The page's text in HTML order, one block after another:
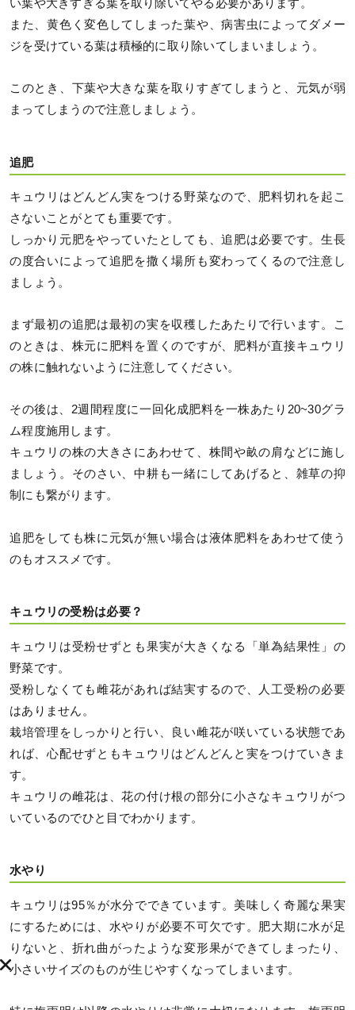
い葉や大きすぎる葉を取り除いてやる必要があります。
また、黄色く変色してしまった葉や、病害虫によってダメー
ジを受けている葉は積極的に取り除いてしまいましょう。
このとき、下葉や大きな葉を取りすぎてしまうと、元気が弱
まってしまうので注意しましょう。
追肥
キュウリはどんどん実をつける野菜なので、肥料切れを起こ
さないことがとても重要です。
しっかり元肥をやっていたとしても、追肥は必要です。生長
の度合いによって追肥を撒く場所も変わってくるので注意し
ましょう。
まず最初の追肥は最初の実を収穫したあたりで行います。こ
のときは、株元に肥料を置くのですが、肥料が直接キュウリ
の株に触れないように注意してください。
その後は、2週間程度に一回化成肥料を一株あたり20~30グラ
ム程度施用します。
キュウリの株の大きさにあわせて、株間や畝の肩などに施し
ましょう。そのさい、中耕も一緒にしてあげると、雑草の抑
制にも繋がります。
追肥をしても株に元気が無い場合は液体肥料をあわせて使う
のもオススメです。
キュウリの受粉は必要？
キュウリは受粉せずとも果実が大きくなる「単為結果性」の
野菜です。
受粉しなくても雌花があれば結実するので、人工受粉の必要
はありません。
栽培管理をしっかりと行い、良い雌花が咲いている状態であ
れば、心配せずともキュウリはどんどんと実をつけていきま
す。
キュウリの雌花は、花の付け根の部分に小さなキュウリがつ
いているのでひと目でわかります。
水やり
キュウリは95％が水分でできています。美味しく奇麗な果実
にするためには、水やりが必要不可欠です。肥大期に水が足
りないと、折れ曲がったような変形果ができてしまったり、
小さいサイズのものが生じやすくなってしまいます。